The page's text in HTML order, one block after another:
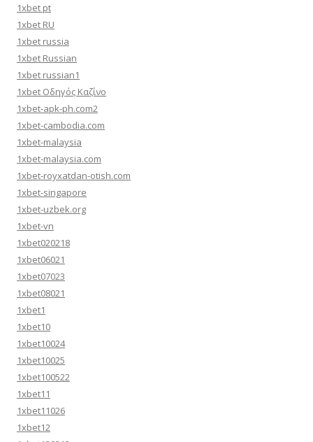
1xbet pt
1xbet RU
1xbet russia
1xbet Russian
1xbet russian1
1xbet Οδηγός Καζίνο
1xbet-apk-ph.com2
1xbet-cambodia.com
1xbet-malaysia
1xbet-malaysia.com
1xbet-royxatdan-otish.com
1xbet-singapore
1xbet-uzbek.org
1xbet-vn
1xbet020218
1xbet06021
1xbet07023
1xbet08021
1xbet1
1xbet10
1xbet10024
1xbet10025
1xbet100522
1xbet11
1xbet11026
1xbet12